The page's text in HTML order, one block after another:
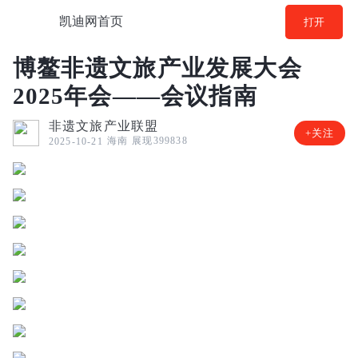
凯迪网首页 打开
博鳌非遗文旅产业发展大会
2025年会——会议指南
非遗文旅产业联盟
2025-10-21 海南 展现399838
+关注